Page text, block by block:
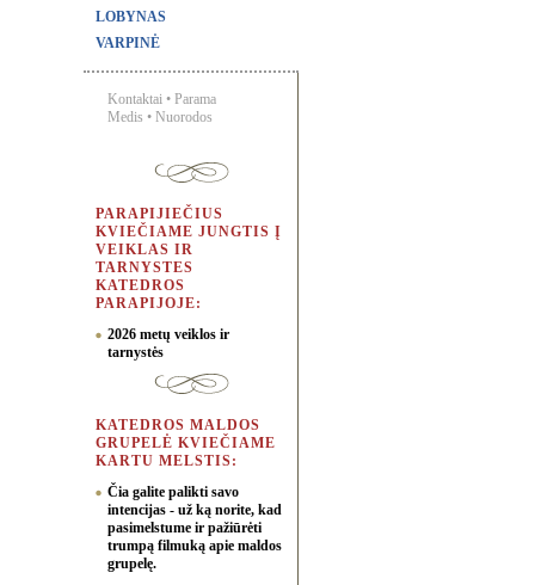
LOBYNAS
VARPINĖ
Kontaktai • Parama
Medis • Nuorodos
PARAPIJIEČIUS
KVIEČIAME JUNGTIS Į
VEIKLAS IR
TARNYSTES
KATEDROS
PARAPIJOJE:
2026 metų veiklos ir
tarnystės
KATEDROS MALDOS
GRUPELĖ KVIEČIAME
KARTU MELSTIS:
Čia galite palikti savo
intencijas - už ką norite, kad
pasimelstume ir pažiūrėti
trumpą filmuką apie maldos
grupelę.